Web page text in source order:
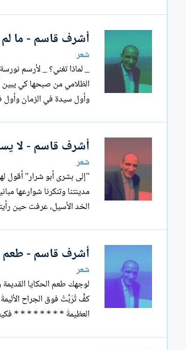
أشرف قاسم - ما لم
شعر
_ لماذا تغني؟ _ لأرسم
الظلامي من صبحها كي يبين
وأول سيدة في الزمان وأول
أشرف قاسم - لا
شعر
"إلى
مدينتنا وتنكرنا شوارعها
الخد الأسيل، عرفت حين
أشرف قاسم - طعم
شعر
لوجهك طعم الحكايا
كفٍّ تُرَبِّتُ فوق الجراح
العظيمةْ * * * * * * * *